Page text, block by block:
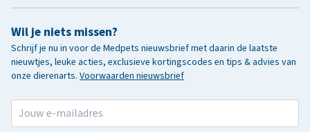
Wil je niets missen?
Schrijf je nu in voor de Medpets nieuwsbrief met daarin de laatste
nieuwtjes, leuke acties, exclusieve kortingscodes en tips & advies van
onze dierenarts. Voorwaarden nieuwsbrief